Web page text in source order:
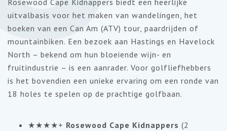
Rosewood Cape Kidnappers biedt een heerlijke
uitvalbasis voor het maken van wandelingen, het
boeken van een Can Am (ATV) tour, paardrijden of
mountainbiken. Een bezoek aan Hastings en Havelock
North – bekend om hun bloeiende wijn- en
fruitindustrie – is een aanrader. Voor golfliefhebbers
is het bovendien een unieke ervaring om een ronde van
18 holes te spelen op de prachtige golfbaan.
★★★★+ Rosewood Cape Kidnappers (2